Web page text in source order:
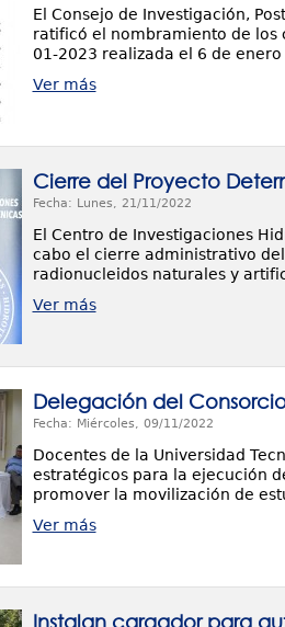
El Consejo de Investigación,
ratificó el nombramiento de los
01-2023 realizada el 6 de
Ver más
Cierre del Proyecto
Fecha: Lunes, 21/11/2022
El Centro de Investigaciones
cabo el cierre administrativo
radionucleidos naturales y
Ver más
Delegación del
Fecha: Miércoles, 09/11/2022
Docentes de la Universidad
estratégicos para la ejecución
promover la movilización de
Ver más
Instalan cargador para